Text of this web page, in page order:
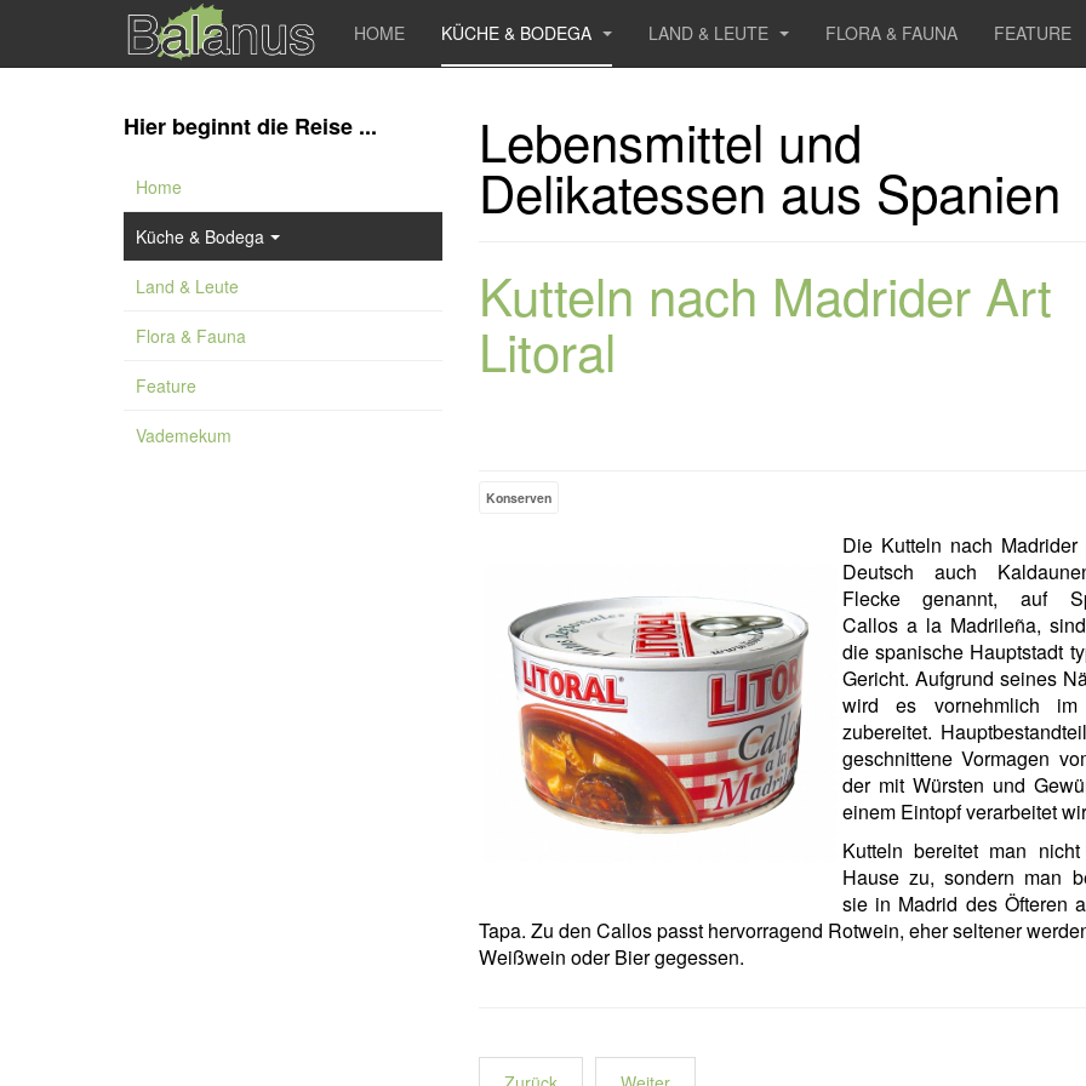
HOME KÜCHE & BODEGA LAND & LEUTE FLORA & FAUNA FEATURE
Lebensmittel und
Delikatessen aus Spanien
Kutteln nach Madrider Art
Litoral
Konserven
Die Kutteln nach Madrider
Deutsch auch
Flecke genannt, auf
Callos a la Madrileña,
die spanische Hauptstadt
Gericht. Aufgrund seines
wird es vornehmlich im
zubereitet.
geschnittene Vormagen
der mit Würsten und
einem Eintopf verarbeitet
Kutteln bereitet man
Hause zu, sondern man
sie in Madrid des Öfteren
Tapa. Zu den Callos passt hervorragend Rotwein, eher seltener
Weißwein oder Bier gegessen.
Hier beginnt die Reise ...
Home
Küche & Bodega
Land & Leute
Flora & Fauna
Feature
Vademekum